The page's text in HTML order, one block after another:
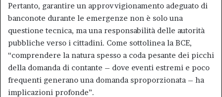
Pertanto, garantire un approvvigionamento adeguato di
banconote durante le emergenze non è solo una
questione tecnica, ma una responsabilità delle autorità
pubbliche verso i cittadini. Come sottolinea la BCE,
“comprendere la natura spesso a coda pesante dei picchi
della domanda di contante – dove eventi estremi e poco
frequenti generano una domanda sproporzionata – ha
implicazioni profonde”.